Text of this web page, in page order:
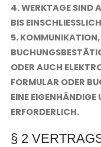
4. WERKTAGE SIND
BIS
5.
ODER AUCH
FORMULAR ODER
EINE
ERFORDERLICH.
§ 2